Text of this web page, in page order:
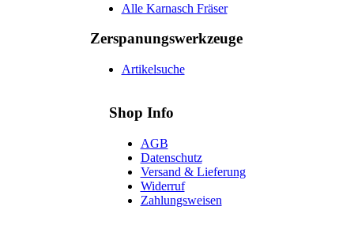
Alle Karnasch Fräser
Zerspanungs­werkzeuge
Artikelsuche
Shop Info
AGB
Datenschutz
Versand & Lieferung
Widerruf
Zahlungsweisen